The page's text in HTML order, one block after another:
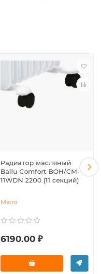
Радиатор масляный
Ballu Comfort BOH/CM-
11WDN 2200 (11 секций)
Мало
6190.00 ₽